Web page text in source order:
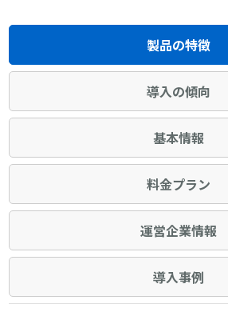
製品の特徴
導入の傾向
基本情報
料金プラン
運営企業情報
導入事例